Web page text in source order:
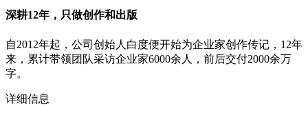
深耕12年，只做创作和出版
自2012年起，公司创始人白度便开始为企业家创作传记，12年
来，累计带领团队采访企业家6000余人，前后交付2000余万
字。
详细信息